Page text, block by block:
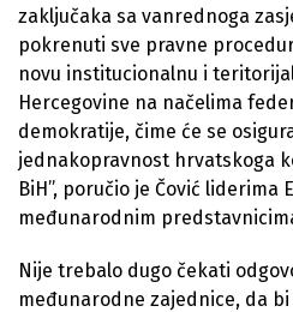
zaključaka sa vanrednoga
pokrenuti sve pravne
novu institucionalnu i
Hercegovine na načelima
demokratije, čime će se
jednakopravnost hrvatskoga
BiH”, poručio je Čović liderima
međunarodnim
Nije trebalo dugo čekati
međunarodne zajednice, da